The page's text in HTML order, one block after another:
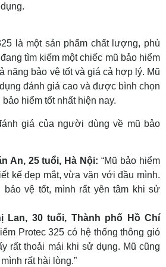
là một sản phẩm chất lượng, phù
tìm kiếm một chiếc mũ bảo hiểm
năng bảo vệ tốt và giá cả hợp lý. Mũ
đánh giá cao và được bình chọn
hiểm tốt nhất hiện nay.
giá của người dùng về mũ bảo
An, 25 tuổi, Hà Nội: “Mũ bảo hiểm
kế đẹp mắt, vừa vặn với đầu mình.
bảo vệ tốt, mình rất yên tâm khi sử
Lan, 30 tuổi, Thành phố Hồ Chí
Protec 325 có hệ thống thông gió
rất thoải mái khi sử dụng. Mũ cũng
rất hài lòng.”